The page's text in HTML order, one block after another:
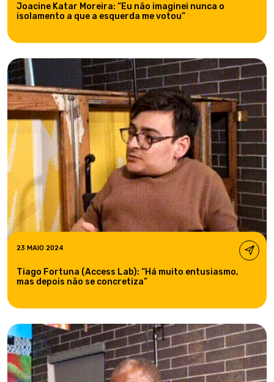
Joacine Katar Moreira: “Eu não imaginei nunca o
isolamento a que a esquerda me votou”
23 MAIO 2024
Tiago Fortuna (Access Lab): “Há muito entusiasmo,
mas depois não se concretiza”